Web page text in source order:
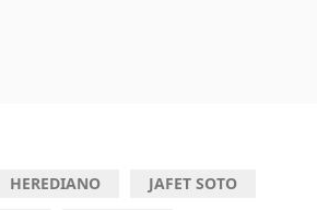
HEREDIANO
JAFET SOTO